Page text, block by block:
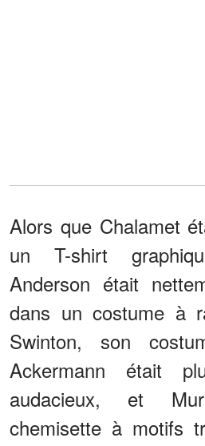
Alors que Chalamet
un T-shirt
Anderson était
dans un costume à
Swinton, son
Ackermann était
audacieux, et
chemisette à motifs